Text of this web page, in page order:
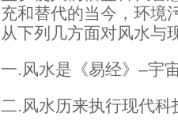
充和替代的当今，环境
从下列几方面对风水与
一.风水是《易经》–宇
二.风水历来执行现代科